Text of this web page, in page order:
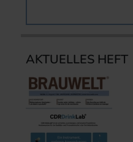
AKTUELLES HEFT